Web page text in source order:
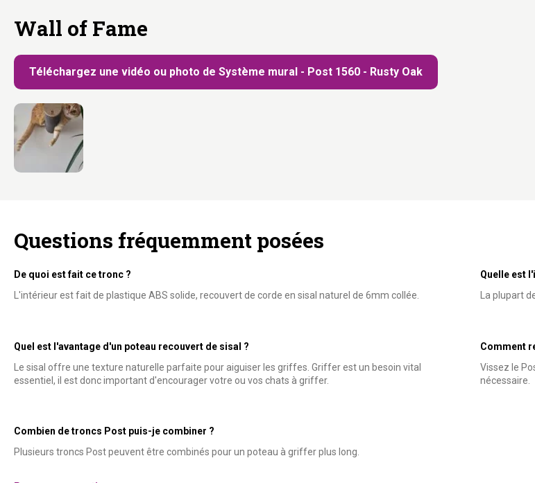
Wall of Fame
Téléchargez une vidéo ou photo de Système mural - Post 1560 - Rusty Oak
Questions fréquemment posées
De quoi est fait ce tronc ?
L'intérieur est fait de plastique ABS solide, recouvert de corde en sisal naturel de 6mm collée.
Quelle est
La plupart
Quel est l'avantage d'un poteau recouvert de sisal ?
Le sisal offre une texture naturelle parfaite pour aiguiser les griffes. Griffer est un besoin vital
essentiel, il est donc important d'encourager votre ou vos chats à griffer.
Comment
Vissez le
nécessaire.
Combien de troncs Post puis-je combiner ?
Plusieurs troncs Post peuvent être combinés pour un poteau à griffer plus long.